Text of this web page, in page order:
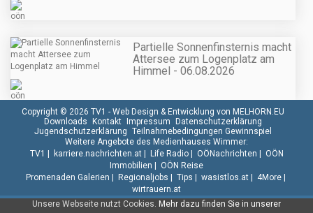
Partielle Sonnenfinsternis macht
Attersee zum Logenplatz am
Himmel - 06.08.2026
Unsere Webseite nutzt Cookies. Mehr dazu finden Sie in unserer
Copyright © 2026 TV1 - Web Design & Entwicklung von MELHORN.EU
Downloads
Kontakt Impressum
Datenschutzerklärung
Jugendschutzerklärung Teilnahmebedingungen Gewinnspiel
Weitere Angebote des Medienhauses Wimmer:
TV1
karriere.nachrichten.at| Life Radio| OÖNachrichten
OÖN
Immobilien
OÖN Reise
Promenaden Galerien
Regionaljobs Tips wasistlos.at| 4More|
wirtrauern.at